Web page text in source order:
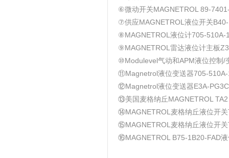
⑥微动开关MAGNETROL 89-
⑦供应MAGNETROL液位开关
⑧MAGNETROL液位计705-510A-
⑨MAGNETROL雷达液位计主板
⑩Modulevel气动和APM液位控制/
⑪Magnetrol液位变送器705-510A-
⑫Magnetrol液位变送器E3A-
⑬美国麦格纳丘MAGNETROL
⑭MAGNETROL麦格纳丘液位开
⑮MAGNETROL麦格纳丘液位开
⑯MAGNETROL B75-1B20-FAD